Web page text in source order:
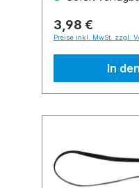
3,98 €
Preise inkl. MwSt. zzgl.
In